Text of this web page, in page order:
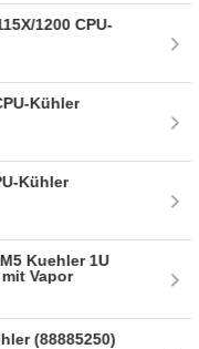
1200 CPU-
Kühler
Kühler
Kuehler 1U
Vapor
(88885250)